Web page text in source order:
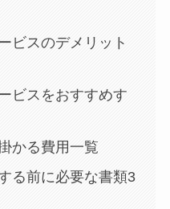
ビスのデメリット
ビスをおすすめす
かる費用一覧
る前に必要な書類3